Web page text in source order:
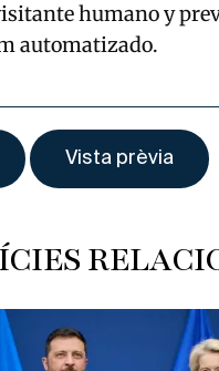
humano y
automatizado.